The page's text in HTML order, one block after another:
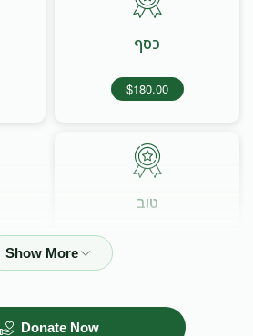
כסף
$180.00
טוב
Donate Now